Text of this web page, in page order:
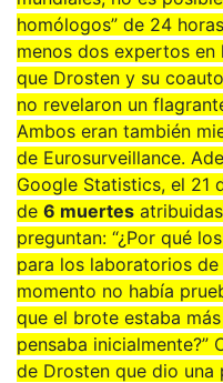
homólogos” de 24
menos dos expertos
que Drosten y su
no revelaron un
Ambos eran también
de Eurosurveillance.
Google Statistics, el 21
de 6 muertes
preguntan: “¿Por qué
para los laboratorios
momento no había
que el brote estaba
pensaba
de Drosten que dio